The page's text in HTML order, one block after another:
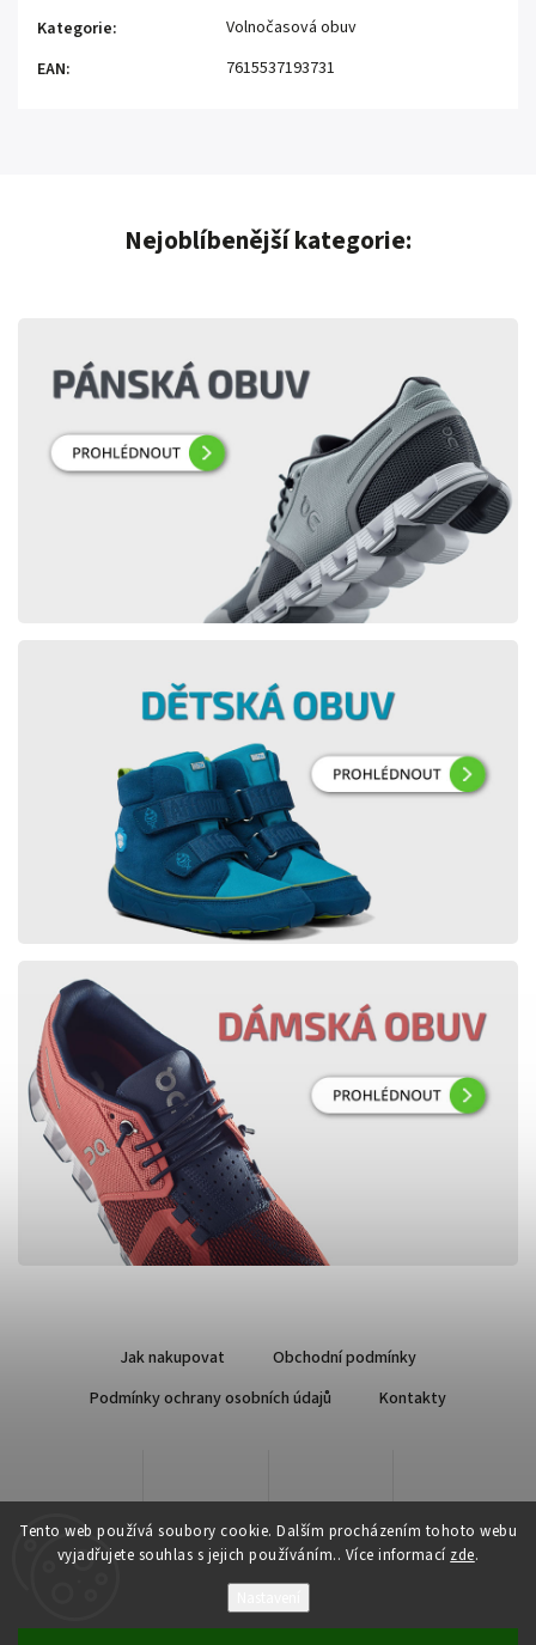
Tento web používá soubory cookie. Dalším procházením tohoto webu
vyjadřujete souhlas s jejich používáním.. Více informací zde.
Kategorie:
Volnočasová obuv
EAN: 7615537193731
Nejoblíbenější kategorie:
Jak nakupovat
Obchodní podmínky
Podmínky ochrany osobních údajů
Kontakty